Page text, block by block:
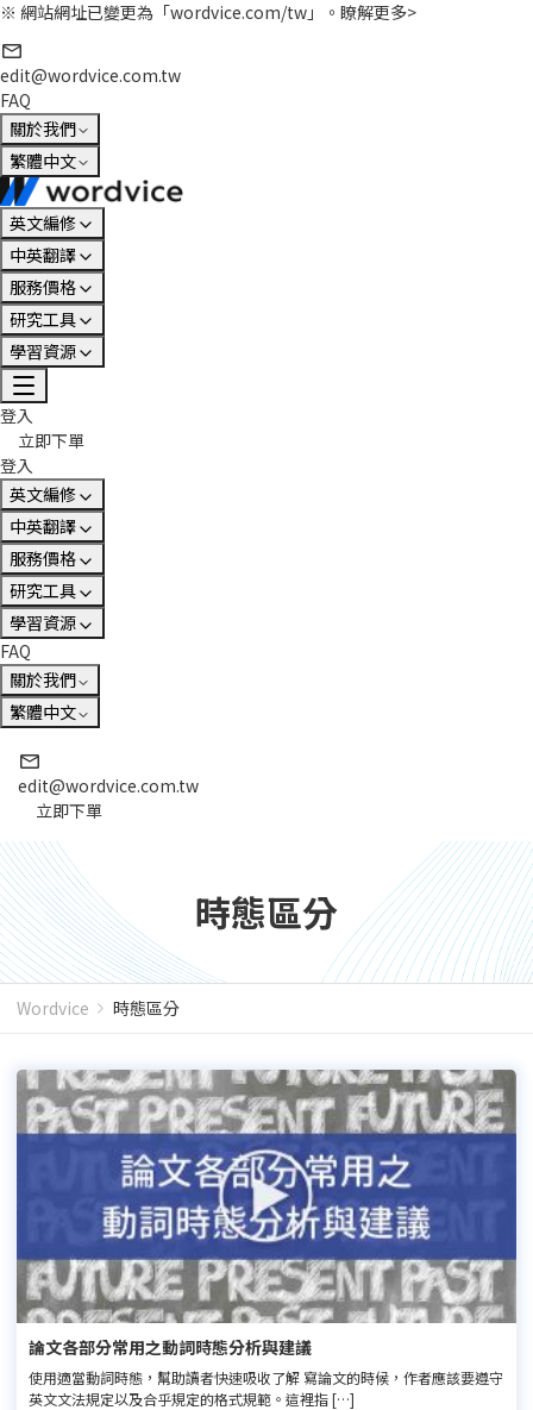
※ 網站網址已變更為「wordvice.com/tw」。 瞭解更多>
edit@wordvice.com.tw
FAQ
關於我們
繁體中文
英文編修
中英翻譯
服務價格
研究工具
學習資源
登入
立即下單
登入
英文編修
中英翻譯
服務價格
研究工具
學習資源
FAQ
關於我們
繁體中文
edit@wordvice.com.tw
立即下單
時態區分
Wordvice 時態區分
論文各部分常用之動詞時態分析與建議
使用適當動詞時態，幫助讀者快速吸收了解 寫論文的時候，作者應該要遵守
英文文法規定以及合乎規定的格式規範。這裡指 […]